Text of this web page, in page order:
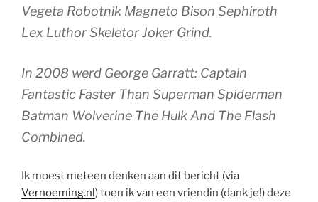
Vegeta Robotnik Magneto Bison Sephiroth
Lex Luthor Skeletor Joker Grind.
In 2008 werd George Garratt: Captain
Fantastic Faster Than Superman Spiderman
Batman Wolverine The Hulk And The Flash
Combined.
Ik moest meteen denken aan dit bericht (via
Vernoeming.nl) toen ik van een vriendin (dank je!) deze